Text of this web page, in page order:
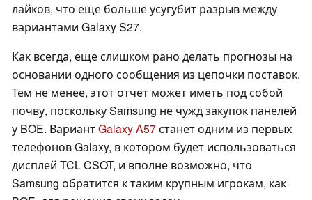
лайков, что еще больше усугубит разрыв между
вариантами Galaxy S27.
Как всегда, еще слишком рано делать прогнозы на
основании одного сообщения из цепочки поставок.
Тем не менее, этот отчет может иметь под собой
почву, поскольку Samsung не чужд закупок панелей
у BOE. ВариантGalaxy A57станет одним из первых
телефонов Galaxy, в котором будет использоваться
дисплей TCL CSOT, и вполне возможно, что
Samsung обратится к таким крупным игрокам, как